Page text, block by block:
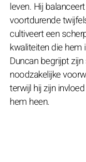
leven. Hij
voortdurende
cultiveert een
kwaliteiten die hem
Duncan begrijpt
noodzakelijke
terwijl hij zijn
hem heen.